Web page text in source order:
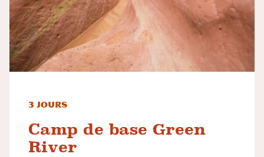
3 jours
Camp de base Green
River